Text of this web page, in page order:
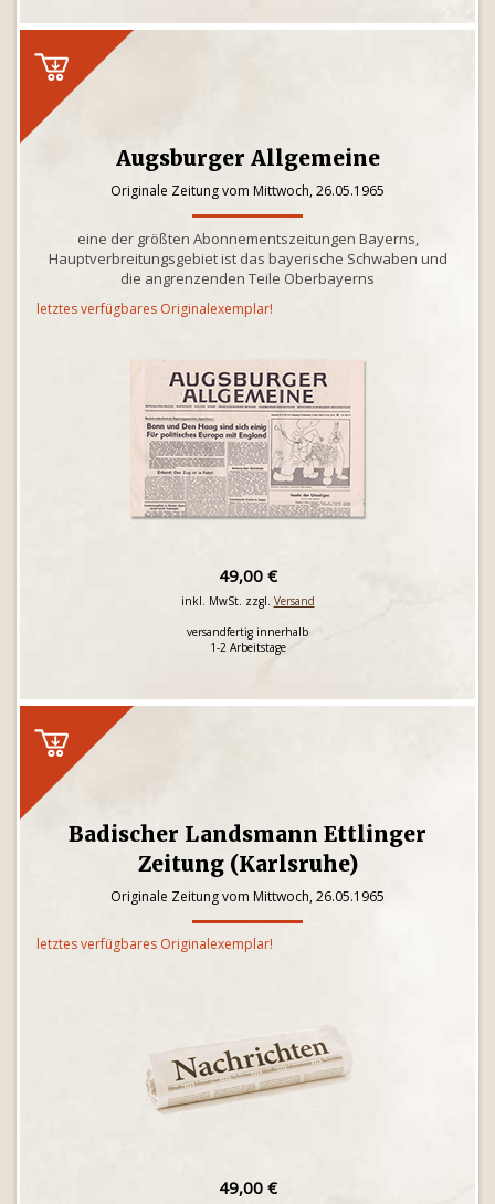
Augsburger Allgemeine
Originale Zeitung vom Mittwoch, 26.05.1965
eine der größten Abonnementszeitungen Bayerns,
Hauptverbreitungsgebiet ist das bayerische Schwaben und
die angrenzenden Teile Oberbayerns
letztes verfügbares Originalexemplar!
49,00 €
inkl. MwSt. zzgl. Versand
versandfertig innerhalb
1-2 Arbeitstage
Badischer Landsmann Ettlinger
Zeitung (Karlsruhe)
Originale Zeitung vom Mittwoch, 26.05.1965
letztes verfügbares Originalexemplar!
49,00 €